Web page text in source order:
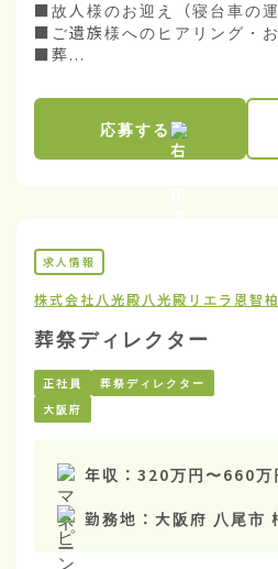
■故人様のお迎え（寝台車の
■ご遺族様へのヒアリング・
■葬...
応募する
求人情報
株式会社八光殿 八光殿リエラ恩智
葬祭ディレクター
正社員
葬祭ディレクター
大阪府
年収： 320万円〜660万
勤務地： 大阪府 八尾市